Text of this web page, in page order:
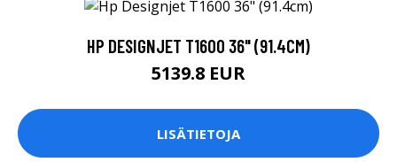
HP DESIGNJET T1600 36" (91.4CM)
5139.8 EUR
LISÄTIETOJA